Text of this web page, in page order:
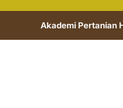
Akademi Pertanian